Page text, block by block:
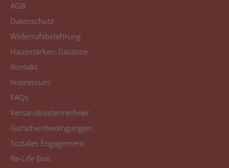
AGB
Datenschutz
Widerrufsbelehrung
Hausmarken-Garantie
Kontakt
Impressum
FAQs
Versandkostenrechner
Gutscheinbedingungen
Soziales Engagement
Re-Life Box